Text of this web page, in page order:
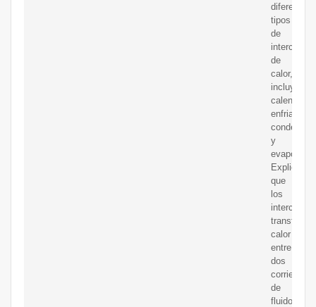
diferentes
tipos
de
de
calor,
incluyendo
y
Explica
que
los
transfieren
calor
entre
dos
corrientes
de
fluidos